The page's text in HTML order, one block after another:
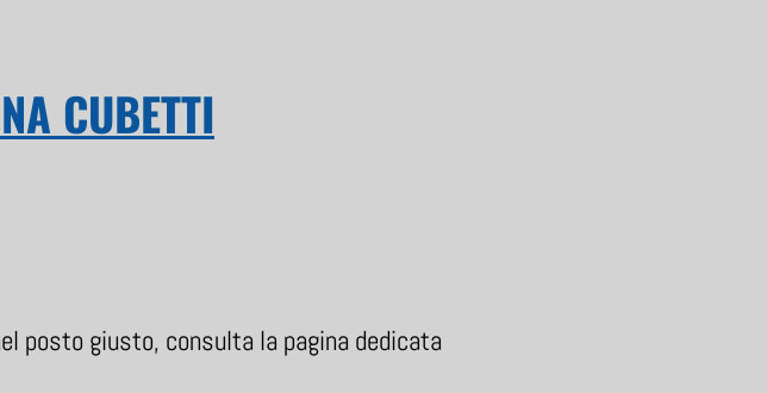
CUBETTI
posto giusto, consulta la pagina dedicata